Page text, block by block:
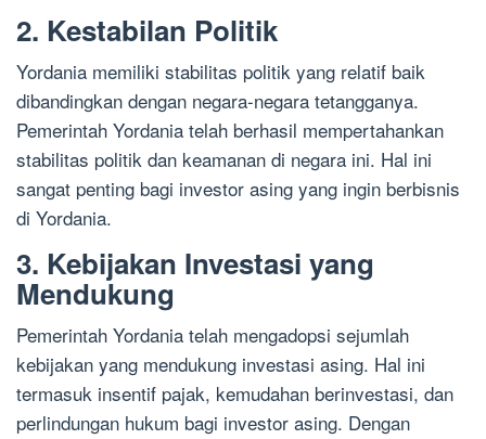
2. Kestabilan Politik
Yordania memiliki stabilitas politik yang relatif baik
dibandingkan dengan negara-negara tetangganya.
Pemerintah Yordania telah berhasil mempertahankan
stabilitas politik dan keamanan di negara ini. Hal ini
sangat penting bagi investor asing yang ingin berbisnis
di Yordania.
3. Kebijakan Investasi yang
Mendukung
Pemerintah Yordania telah mengadopsi sejumlah
kebijakan yang mendukung investasi asing. Hal ini
termasuk insentif pajak, kemudahan berinvestasi, dan
perlindungan hukum bagi investor asing. Dengan